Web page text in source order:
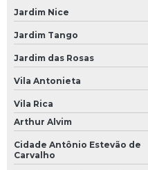
Bateria Moura 70a
Bateria Moura 70ah
Bateria Moura 75
Bateria Moura 75 Amperes
Bateria Moura 80
Bateria Moura 80 Amperes
Bateria Moura 90 Amperes
Jardim Nice
Jardim Tango
Jardim das Rosas
Vila Antonieta
Vila Rica
Arthur Alvim
Cidade Antônio Estevão de
Carvalho